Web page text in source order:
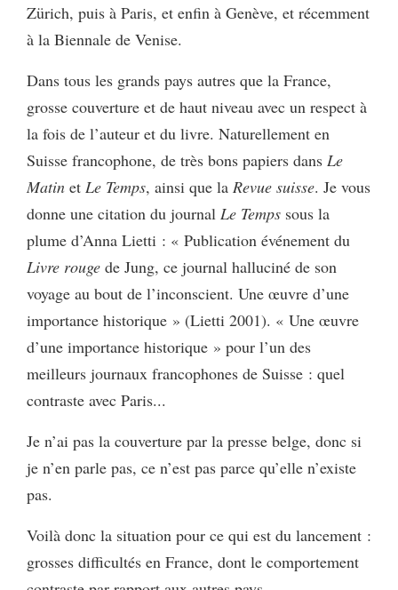
Zürich, puis à Paris, et enfin à Genève, et récemment
à la Biennale de Venise.
Dans tous les grands pays autres que la France,
grosse couverture et de haut niveau avec un respect à
la fois de l’auteur et du livre. Naturellement en
Suisse francophone, de très bons papiers dans Le
Matin et Le Temps, ainsi que la Revue suisse. Je vous
donne une citation du journal Le Temps sous la
plume d’Anna Lietti : « Publication événement du
Livre rouge de Jung, ce journal halluciné de son
voyage au bout de l’inconscient. Une œuvre d’une
importance historique » (Lietti 2001). « Une œuvre
d’une importance historique » pour l’un des
meilleurs journaux francophones de Suisse : quel
contraste avec Paris...
Je n’ai pas la couverture par la presse belge, donc si
je n’en parle pas, ce n’est pas parce qu’elle n’existe
pas.
Voilà donc la situation pour ce qui est du lancement :
grosses difficultés en France, dont le comportement